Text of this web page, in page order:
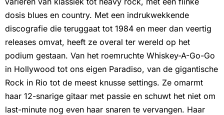
dosis blues en country. Met een indrukwekkende
discografie die teruggaat tot 1984 en meer dan veertig
releases omvat, heeft ze overal ter wereld op het
podium gestaan. Van het roemruchte Whiskey-A-Go-Go
in Hollywood tot ons eigen Paradiso, van de gigantische
Rock in Rio tot de meest knusse settings. Ze omarmt
haar 12-snarige gitaar met passie en schuwt het niet om
last-minute nog even haar snaren te vervangen. Haar